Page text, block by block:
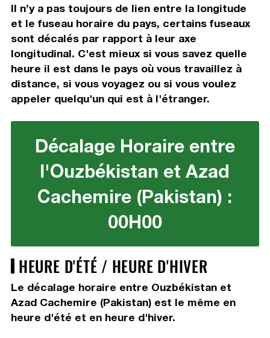
Il n’y a pas toujours de lien entre la longitude
et le fuseau horaire du pays, certains fuseaux
sont décalés par rapport à leur axe
longitudinal. C'est mieux si vous savez quelle
heure il est dans le pays où vous travaillez à
distance, si vous voyagez ou si vous voulez
appeler quelqu'un qui est à l'étranger.
Décalage Horaire entre
l'Ouzbékistan et Azad
Cachemire (Pakistan) :
00H00
HEURE D'ÉTÉ / HEURE D'HIVER
Le décalage horaire entre Ouzbékistan et
Azad Cachemire (Pakistan) est le même en
heure d'été et en heure d'hiver.